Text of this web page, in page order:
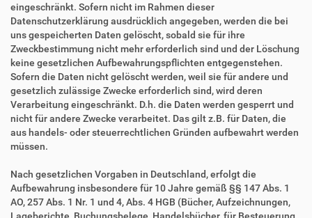
eingeschränkt. Sofern nicht im Rahmen dieser
Datenschutzerklärung ausdrücklich angegeben, werden die bei
uns gespeicherten Daten gelöscht, sobald sie für ihre
Zweckbestimmung nicht mehr erforderlich sind und der Löschung
keine gesetzlichen Aufbewahrungspflichten entgegenstehen.
Sofern die Daten nicht gelöscht werden, weil sie für andere und
gesetzlich zulässige Zwecke erforderlich sind, wird deren
Verarbeitung eingeschränkt. D.h. die Daten werden gesperrt und
nicht für andere Zwecke verarbeitet. Das gilt z.B. für Daten, die
aus handels- oder steuerrechtlichen Gründen aufbewahrt werden
müssen.
Nach gesetzlichen Vorgaben in Deutschland, erfolgt die
Aufbewahrung insbesondere für 10 Jahre gemäß §§ 147 Abs. 1
AO, 257 Abs. 1 Nr. 1 und 4, Abs. 4 HGB (Bücher, Aufzeichnungen,